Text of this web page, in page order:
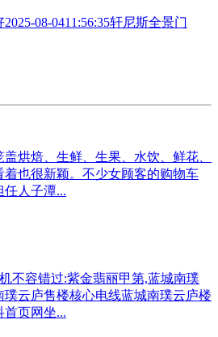
08-0411:56:35轩尼斯全景门
烘焙、生鲜、生果、水饮、鲜花、
也很新颖。不少女顾客的购物车
任人子潭...
不容错过:紫金翡丽甲第,蓝城南璞
云庐售楼核心电线蓝城南璞云庐楼
首页网坐...